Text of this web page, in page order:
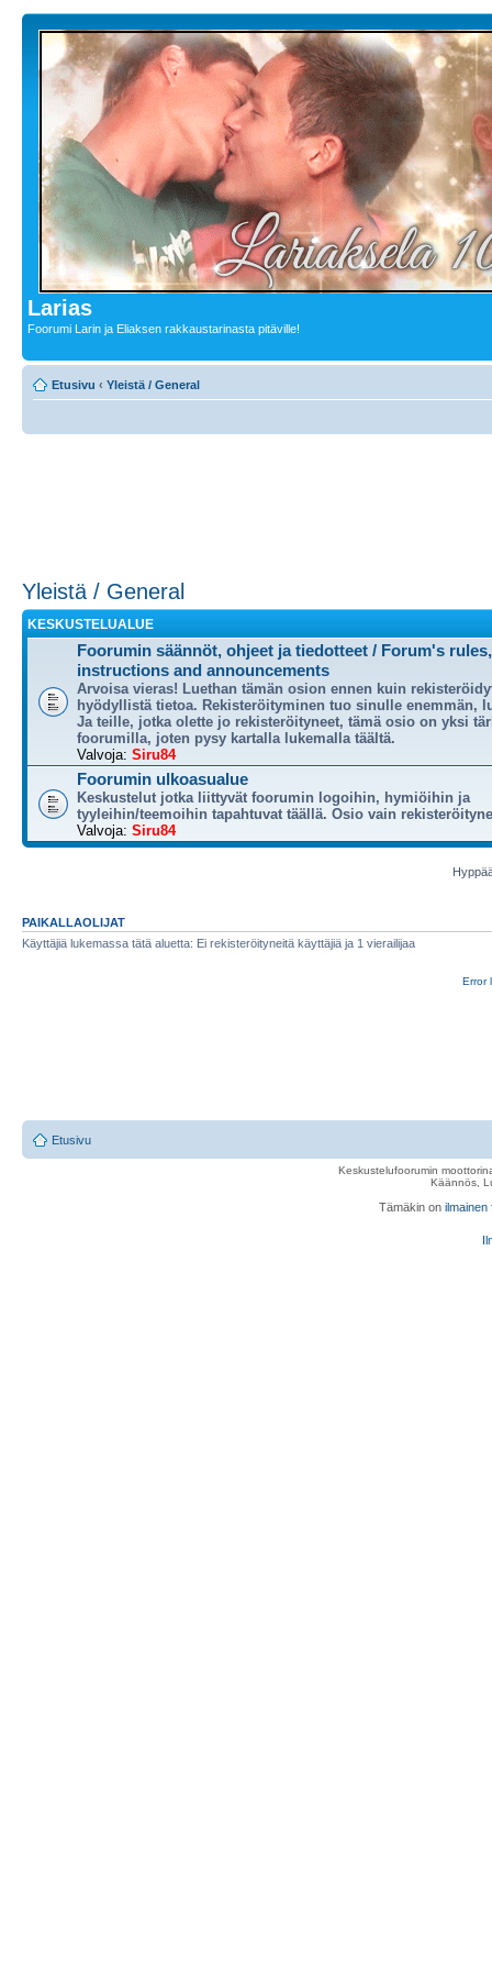
Larias
Foorumi Larin ja Eliaksen rakkaustarinasta pitäville!
Etusivu ‹ Yleistä / General
Yleistä / General
KESKUSTELUALUE
Foorumin säännöt, ohjeet ja tiedotteet / Forum's rules,
instructions and announcements
Arvoisa vieras! Luethan tämän osion ennen kuin
hyödyllistä tietoa. Rekisteröityminen tuo sinulle enemmän,
Ja teille, jotka olette jo rekisteröityneet, tämä osio on yksi
foorumilla, joten pysy kartalla lukemalla täältä.
Valvoja: Siru84
Foorumin ulkoasualue
Keskustelut jotka liittyvät foorumin logoihin, hymiöihin ja
tyyleihin/teemoihin tapahtuvat täällä. Osio vain
Valvoja: Siru84
PAIKALLAOLIJAT
Käyttäjiä lukemassa tätä aluetta: Ei rekisteröityneitä käyttäjiä ja 1 vierailijaa
Error
Etusivu
Keskustelufoorumin
Käännös,
Tämäkin on ilmainen